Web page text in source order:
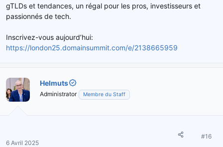
gTLDs et tendances, un régal pour les pros, investisseurs et
passionnés de tech.
Inscrivez-vous aujourd’hui:
https://london25.domainsummit.com/e/2138665959
Helmuts
Administrator Membre du Staff
6 Avril 2025
#16